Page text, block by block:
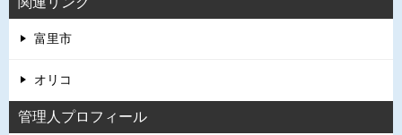
富里市
オリコ
管理人プロフィール